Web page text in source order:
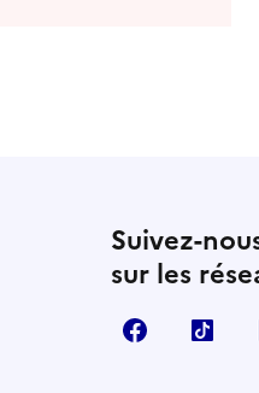
Suivez-
sur les
Facebook